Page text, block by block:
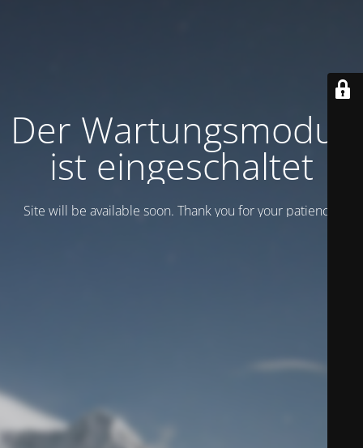
Der Wartungsmodus
ist eingeschaltet
Site will be available soon. Thank you for your patience!